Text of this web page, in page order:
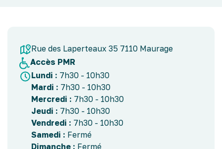
Rue des Laperteaux 35 7110 Maurage
Accès PMR
Lundi : 7h30 - 10h30
Mardi : 7h30 - 10h30
Mercredi : 7h30 - 10h30
Jeudi : 7h30 - 10h30
Vendredi : 7h30 - 10h30
Samedi : Fermé
Dimanche : Fermé